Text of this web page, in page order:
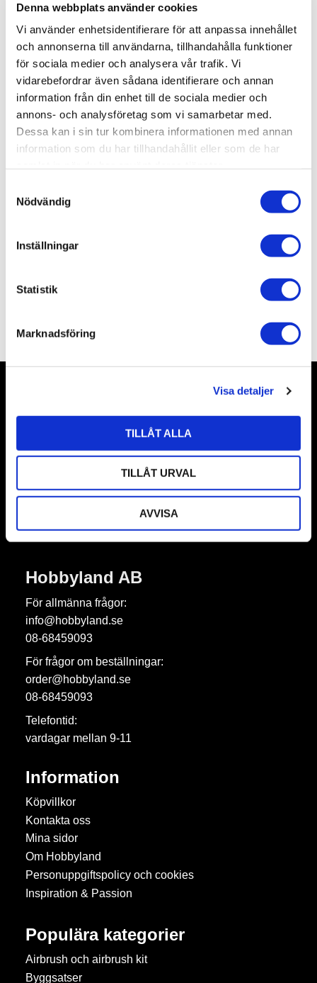
Denna webbplats använder cookies
Vi använder enhetsidentifierare för att anpassa innehållet
och annonserna till användarna, tillhandahålla funktioner
för sociala medier och analysera vår trafik. Vi
vidarebefordrar även sådana identifierare och annan
information från din enhet till de sociala medier och
annons- och analysföretag som vi samarbetar med.
Dessa kan i sin tur kombinera informationen med annan
information som du har tillhandahållit eller som de har
Nödvändig
Inställningar
Statistik
Marknadsföring
Visa detaljer
TILLÅT ALLA
TILLÅT URVAL
AVVISA
459 sek
Lägg till i favoriter
BEVAKA
Lagerstatus
Slutsåld
Leveranstid
Okänd leveranstid
Allmänt
Nyhetsbrev
Prenumerera
Hobbyland AB
För allmänna frågor:
info@hobbyland.se
08-68459093
För frågor om beställningar:
order@hobbyland.se
08-68459093
Telefontid:
vardagar mellan 9-11
Information
Köpvillkor
Kontakta oss
Mina sidor
Om Hobbyland
Personuppgiftspolicy och cookies
Inspiration & Passion
Populära kategorier
Airbrush och airbrush kit
Byggsatser